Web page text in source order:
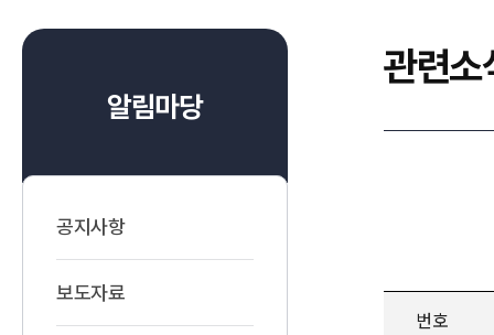
알림마당
공지사항
보도자료
관련소
번호